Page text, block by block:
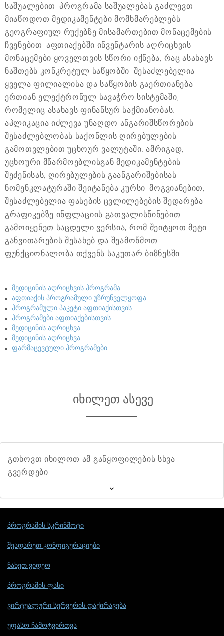
საშუალებით. პროგრამა საშუალებას გაძლევთ
მიაწოდოთ მედიკამენტები მომხმარებლებს
გეოგრაფიულ რუქებზე მისამართებით მონაცემების
ჩვენებით. აფთიაქებში ინვენტარის აღრიცხვის
მონაცემები ყოველთვის სწორი იქნება, რაც ასახავს
ნაშთებს კონკრეტულ საწყობში. შესაძლებელია
ყველა ფილიალისა და საწყობის გაერთიანება
ერთიან ელექტრონულ სავაჭრო სისტემაში,
რომელიც ასახავს ფინანსურ საქმიანობას.
აპლიკაცია იძლევა უნაღდო ანგარიშსწორების
შესაძლებლობას საქონლის ღირებულების
გამოთვლებით უცხოურ ვალუტაში. ამრიგად,
უცხოური მწარმოებლისგან მედიკამენტების
შეძენისას, ღირებულების გაანგარიშებისას
ნომენკლატურაში შეიტანება კურსი. მოგვიანებით,
შესაძლებელია ფასების ცვლილებების შედარება
გრაფიკებზე ინფლაციის გათვალისწინებით.
გამოიყენეთ საცდელი ვერსია, რომ შეიტყოთ მეტი
განვითარების შესახებ და შეამოწმოთ
ფუნქციონალობა თქვენს საკუთარ ბიზნესში.
მედიცინის აღრიცხვის პროგრამა
აფთიაქის პროგრამული უზრუნველყოფა
პროგრამული პაკეტი აფთიაქისთვის
პროგრამები აფთიაქებისთვის
მედიცინის აღრიცხვა
მედიცინის აღრიცხვა
ფარმაცევტული პროგრამები
იხილეთ ასევე
გთხოვთ იხილოთ ამ განყოფილების სხვა
გვერდები.
პროგრამის სკრინშოტი
შეადარეთ კონფიგურაციები
ნახეთ ვიდეო
პროგრამის ფასი
ვირტუალური სერვერის დაქირავება
უფასო ჩამოტვირთვა